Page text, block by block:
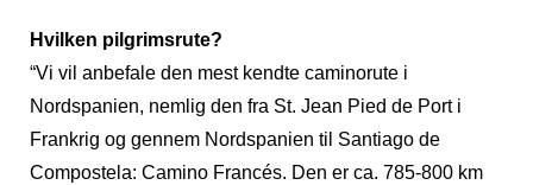
Hvilken pilgrimsrute?
“Vi vil anbefale den mest kendte caminorute i
Nordspanien, nemlig den fra St. Jean Pied de Port i
Frankrig og gennem Nordspanien til Santiago de
Compostela: Camino Francés. Den er ca. 785-800 km